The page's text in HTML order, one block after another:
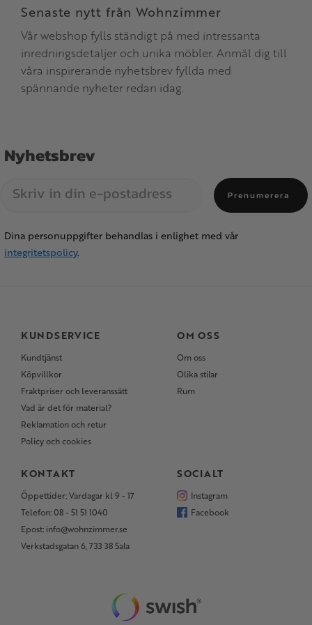
Senaste nytt från Wohnzimmer
Vår webshop fylls ständigt på med intressanta
inredningsdetaljer och unika möbler. Anmäl dig till
våra inspirerande nyhetsbrev fyllda med
spännande nyheter redan idag.
Nyhetsbrev
Prenumerera
Dina personuppgifter behandlas i enlighet med vår
integritetspolicy.
KUNDSERVICE
Kundtjänst
Köpvillkor
Fraktpriser och leveranssätt
Vad är det för material?
Reklamation och retur
Policy och cookies
OM OSS
Om oss
Olika stilar
Rum
KONTAKT
Öppettider: Vardagar kl 9 - 17
Telefon: 08 - 51 51 1040
Epost: info@wohnzimmer.se
Verkstadsgatan 6, 733 38 Sala
SOCIALT
Instagram
Facebook